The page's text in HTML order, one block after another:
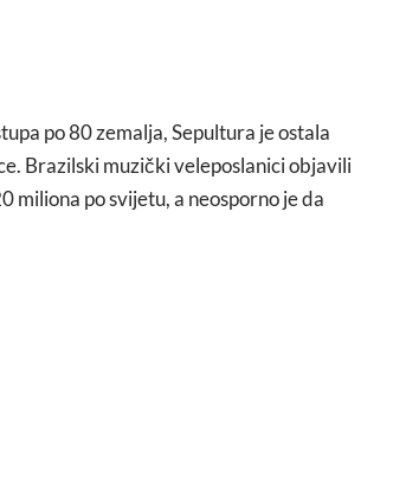
po 80 zemalja, Sepultura je ostala
Brazilski muzički veleposlanici objavili
miliona po svijetu, a neosporno je da